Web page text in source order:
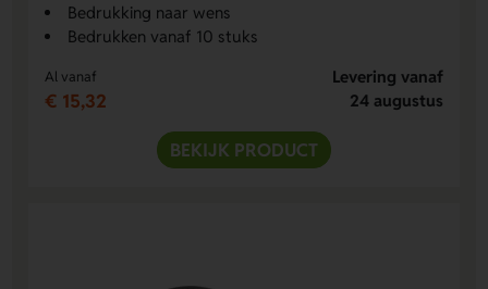
Bedrukking naar wens
Bedrukken vanaf 10 stuks
Al vanaf
€ 15,32
Levering vanaf
24 augustus
BEKIJK PRODUCT